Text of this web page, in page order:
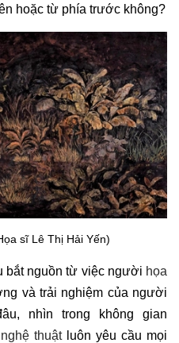
hoặc từ phía trước không?
sĩ Lê Thị Hải Yến)
bắt nguồn từ việc người họa
và trải nghiệm của người
nhìn trong không gian
nghệ thuậtluôn yêu cầu mọi